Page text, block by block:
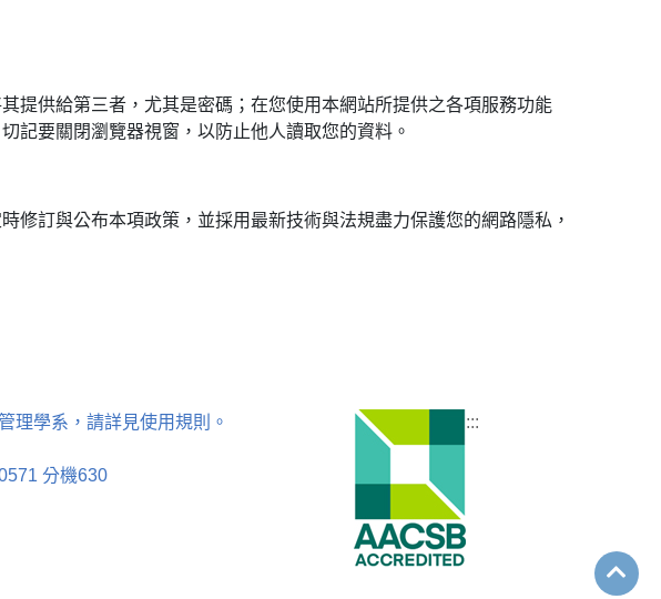
提供給第三者，尤其是密碼；在您使用本網站所提供之各項服務功能
記要關閉瀏覽器視窗，以防止他人讀取您的資料。
修訂與公布本項政策，並採用最新技術與法規盡力保護您的網路隱私，
:::
理學系，請詳見使用規則。
分機630